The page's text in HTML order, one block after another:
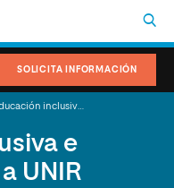
SOLICITA INFORMACIÓN
e
UNIR